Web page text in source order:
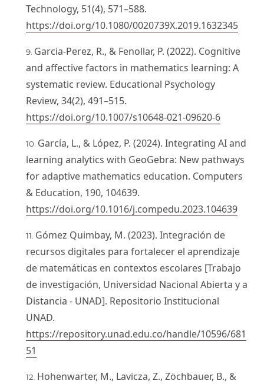
Technology, 51(4), 571–588.
https://doi.org/10.1080/0020739X.2019.1632345
Garcia-Perez, R., & Fenollar, P. (2022). Cognitive
and affective factors in mathematics learning: A
systematic review. Educational Psychology
Review, 34(2), 491–515.
https://doi.org/10.1007/s10648-021-09620-6
García, L., & López, P. (2024). Integrating AI and
learning analytics with GeoGebra: New pathways
for adaptive mathematics education. Computers
& Education, 190, 104639.
https://doi.org/10.1016/j.compedu.2023.104639
Gómez Quimbay, M. (2023). Integración de
recursos digitales para fortalecer el aprendizaje
de matemáticas en contextos escolares [Trabajo
de investigación, Universidad Nacional Abierta y a
Distancia - UNAD]. Repositorio Institucional
UNAD.
https://repository.unad.edu.co/handle/10596/681
51
Hohenwarter, M., Lavicza, Z., Zöchbauer, B., &